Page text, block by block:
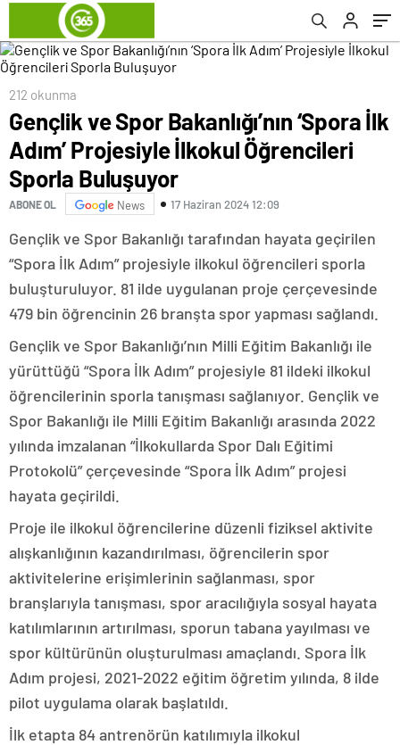
Buluşuyor
212 okunma
Gençlik ve Spor Bakanlığı’nın ‘Spora İlk
Adım’ Projesiyle İlkokul Öğrencileri
Sporla Buluşuyor
ABONE OL News 17 Haziran 2024 12:09
Gençlik ve Spor Bakanlığı tarafından hayata geçirilen
“Spora İlk Adım” projesiyle ilkokul öğrencileri sporla
buluşturuluyor. 81 ilde uygulanan proje çerçevesinde
479 bin öğrencinin 26 branşta spor yapması sağlandı.
Gençlik ve Spor Bakanlığı’nın Milli Eğitim Bakanlığı ile
yürüttüğü “Spora İlk Adım” projesiyle 81 ildeki ilkokul
öğrencilerinin sporla tanışması sağlanıyor. Gençlik ve
Spor Bakanlığı ile Milli Eğitim Bakanlığı arasında 2022
yılında imzalanan “İlkokullarda Spor Dalı Eğitimi
Protokolü” çerçevesinde “Spora İlk Adım” projesi
hayata geçirildi.
Proje ile ilkokul öğrencilerine düzenli fiziksel aktivite
alışkanlığının kazandırılması, öğrencilerin spor
aktivitelerine erişimlerinin sağlanması, spor
branşlarıyla tanışması, spor aracılığıyla sosyal hayata
katılımlarının artırılması, sporun tabana yayılması ve
spor kültürünün oluşturulması amaçlandı. Spora İlk
Adım projesi, 2021-2022 eğitim öğretim yılında, 8 ilde
pilot uygulama olarak başlatıldı.
İlk etapta 84 antrenörün katılımıyla ilkokul